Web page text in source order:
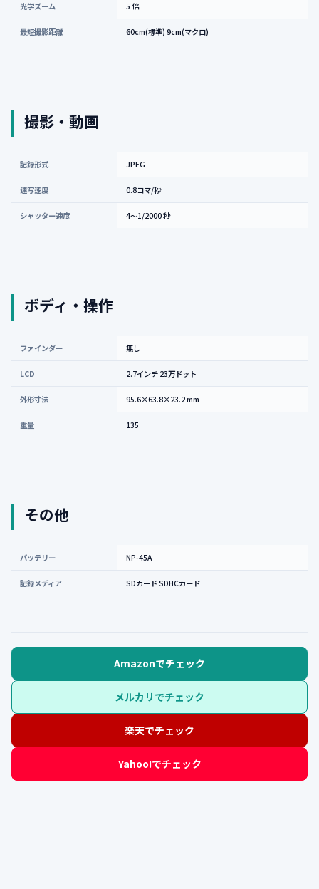
光学ズーム 5 倍
最短撮影距離 60cm(標準) 9cm(マクロ)
撮影・動画
記録形式 JPEG
連写速度 0.8コマ/秒
シャッター速度 4～1/2000 秒
ボディ・操作
ファインダー 無し
LCD 2.7インチ 23万ドット
外形寸法 95.6×63.8×23.2 mm
重量 135
その他
バッテリー NP-45A
記録メディア SDカード SDHCカード
Amazonでチェック
メルカリでチェック
楽天でチェック
Yahoo!でチェック